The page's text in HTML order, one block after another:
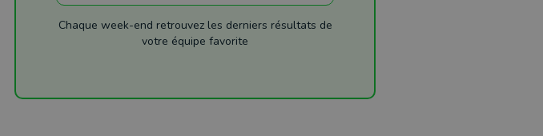
Chaque week-end retrouvez les derniers résultats de
votre équipe favorite